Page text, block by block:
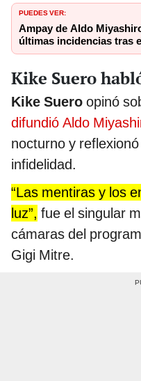
PUEDES VER:
Ampay de Aldo
últimas incidencias tras
Kike Suero
Kike Suero opinó
difundió Aldo
nocturno y
infidelidad.
“Las mentiras y los
luz”, fue el singular
cámaras del
Gigi Mitre.